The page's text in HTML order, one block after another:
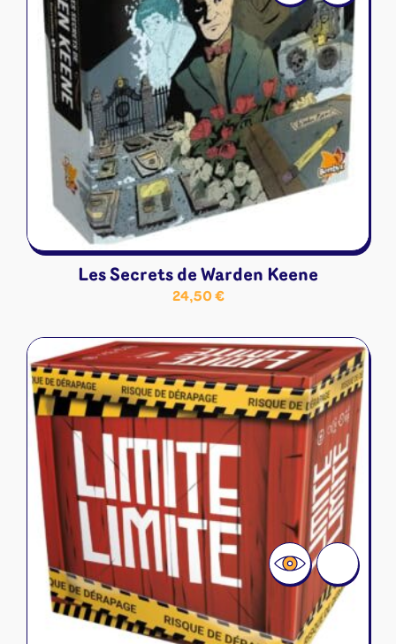
Les Secrets de Warden Keene
24,50€